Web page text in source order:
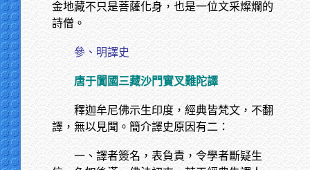
金地藏不只是菩薩化身，也是一位文采燦爛的
詩僧。
參、明譯史
唐于闐國三藏沙門實叉難陀譯
釋迦牟尼佛示生印度，經典皆梵文，不翻
譯，無以見聞。簡介譯史原因有二：
一、譯者簽名，表負責，令學者斷疑生